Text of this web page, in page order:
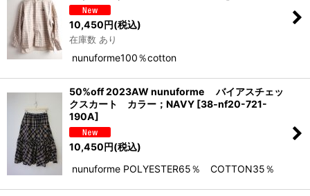
10,450 円(税込)
在庫数 あり
nunuforme100％cotton
50%off 2023AW nunuforme バイアスチェッ
クスカート カラー；NAVY [38‐nf20-721-
190A]
10,450円(税込)
nunuforme POLYESTER65％ COTTON35％